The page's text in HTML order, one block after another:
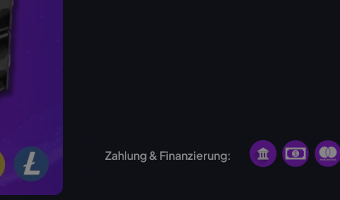
Zahlung & Finanzierung: